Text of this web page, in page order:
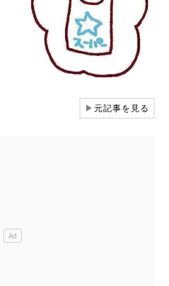
▶元記事を見る